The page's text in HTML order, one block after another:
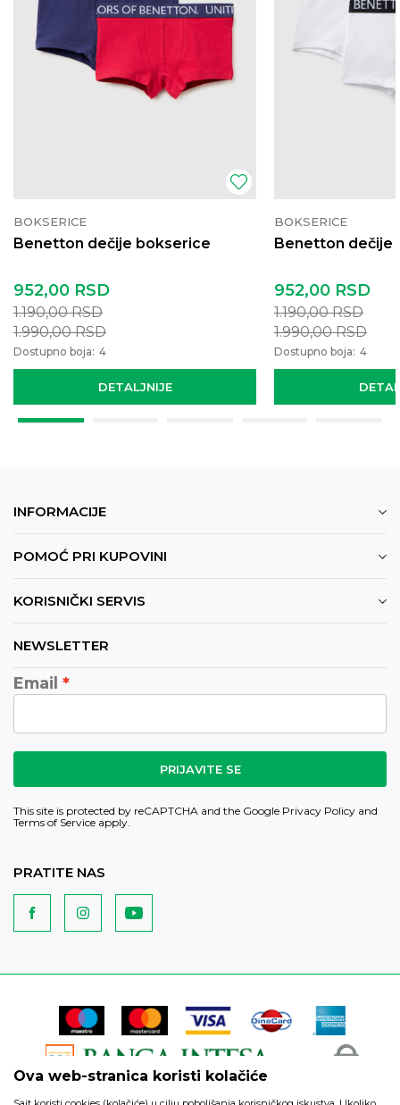
BOKSERICE
Benetton dečije bokserice
DETALJNIJE
952,00 RSD
1.190,00RSD
1.990,00RSD
Dostupno boja: 4
BOKSERICE
Benetton dečije
952,00 RSD
1.190,00RSD
1.990,00RSD
Dostupno boja: 4
INFORMACIJE
POMOĆ PRI KUPOVINI
KORISNIČKI SERVIS
NEWSLETTER
Email
PRIJAVITE SE
This site is protected by reCAPTCHA and the Google Privacy Policy and
Terms of Service apply.
PRATITE NAS
Ova web-stranica koristi kolačiće